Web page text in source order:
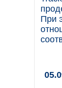
При